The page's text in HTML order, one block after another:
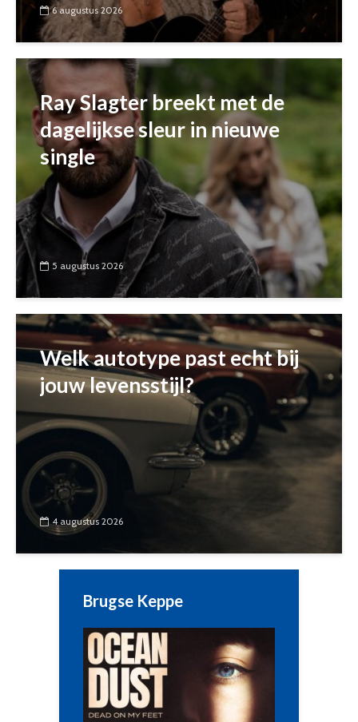
6 augustus 2026
Ray Slagter breekt met de
dagelijkse sleur in nieuwe
single
5 augustus 2026
Welk autotype past echt bij
jouw levensstijl?
4 augustus 2026
Brugse Keppe